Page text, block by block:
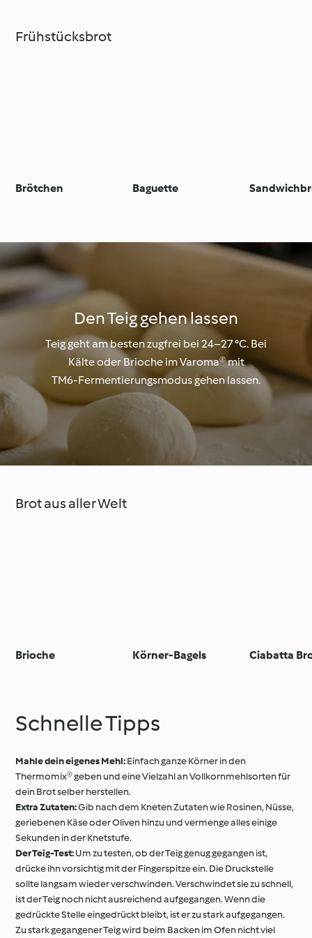
Frühstücksbrot
Brötchen Baguette
Den Teig gehen lassen
Teig geht am besten zugfrei bei 24–27 °C. Bei
Kälte oder Brioche im Varoma® mit
TM6‑Fermentierungsmodus gehen lassen.
Brot aus aller Welt
Brioche Körner-Bagels Ciabatta
Schnelle Tipps
Mahle dein eigenes Mehl:Einfach ganze Körner in den
Thermomix® geben und eine Vielzahl an Vollkornmehlsorten für
dein Brot selber herstellen.
Extra Zutaten:Gib nach dem Kneten Zutaten wie Rosinen, Nüsse,
geriebenen Käse oder Oliven hinzu und vermenge alles einige
Sekunden in der Knetstufe.
Der Teig-Test:Um zu testen, ob der Teig genug gegangen ist,
drücke ihn vorsichtig mit der Fingerspitze ein. Die Druckstelle
sollte langsam wieder verschwinden. Verschwindet sie zu schnell,
ist der Teig noch nicht ausreichend aufgegangen. Wenn die
gedrückte Stelle eingedrückt bleibt, ist er zu stark aufgegangen.
Zu stark gegangener Teig wird beim Backen im Ofen nicht viel